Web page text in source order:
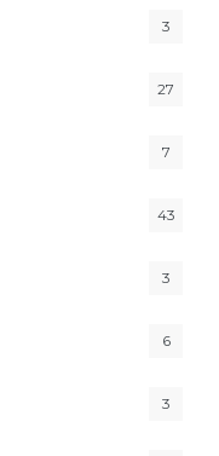
3
27
7
43
3
6
3